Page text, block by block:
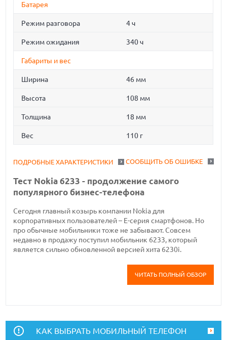
Батарея
Режим разговора 4 ч
Режим ожидания 340 ч
Габариты и вес
Ширина 46 мм
Высота 108 мм
Толщина 18 мм
Вес 110 г
СООБЩИТЬ ОБ ОШИБКЕ
ПОДРОБНЫЕ ХАРАКТЕРИСТИКИ
Тест Nokia 6233 - продолжение самого
популярного бизнес-телефона
Сегодня главный козырь компании Nokia для
корпоративных пользователей – Е-серия смартфонов. Но
про обычные мобильники тоже не забывают. Совсем
недавно в продажу поступил мобильник 6233, который
является сильно обновленной версией хита 6230i.
ЧИТАТЬ ПОЛНЫЙ ОБЗОР
КАК ВЫБРАТЬ МОБИЛЬНЫЙ ТЕЛЕФОН